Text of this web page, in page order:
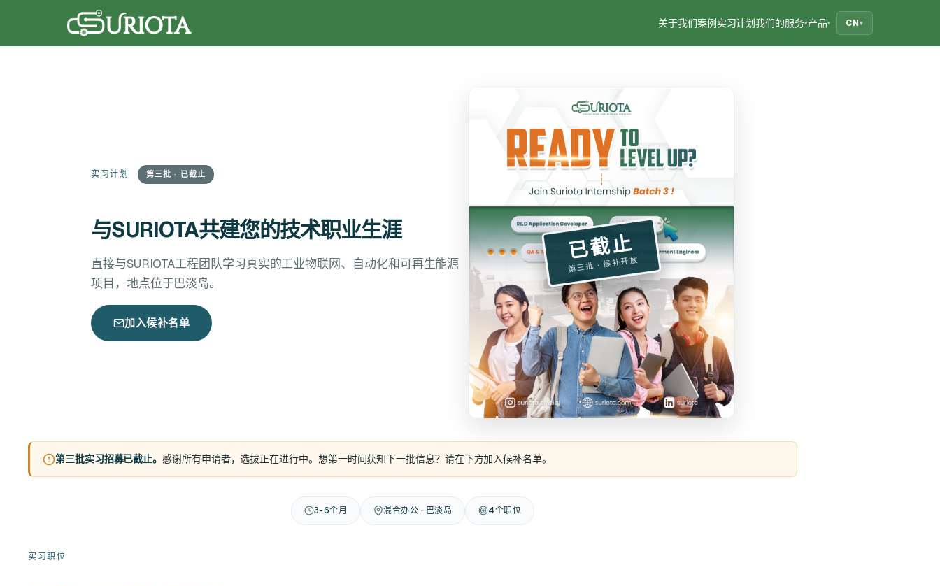
关于我们案例实习计划我们的服务▾产品▾ CN▾
实习计划 第三批 · 已截止
与SURIOTA共建您的技术职业生涯
直接与SURIOTA工程团队学习真实的工业物联网、自动化和可再生能源
项目，地点位于巴淡岛。
加入候补名单
已截止
第三批 · 候补开放
第三批实习招募已截止。感谢所有申请者，选拔正在进行中。想第一时间获知下一批信息？请在下方加入候补名单。
3-6个月 混合办公 · 巴淡岛 4个职位
实习职位